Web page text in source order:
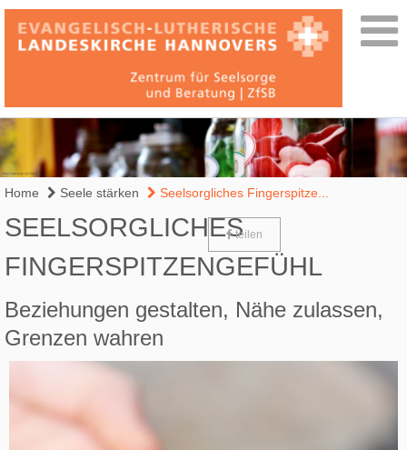
Home Seele stärken Seelsorgliches Fingerspitze...
SEELSORGLICHES
FINGERSPITZENGEFÜHL
teilen
Beziehungen gestalten, Nähe zulassen,
Grenzen wahren